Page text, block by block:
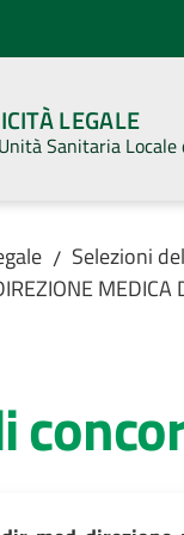
LEGALE
Sanitaria Locale
/ Selezioni
MEDICA